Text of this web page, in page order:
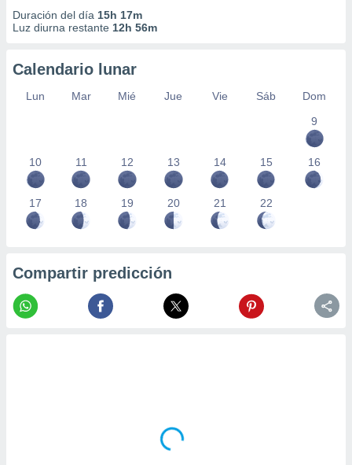
Duración del día 15h 17m
Luz diurna restante 12h 56m
Calendario lunar
Lun Mar Mié Jue Vie Sáb
Dom
9
10 11 12 13 14 15 16
17 18 19 20 21 22
Compartir predicción